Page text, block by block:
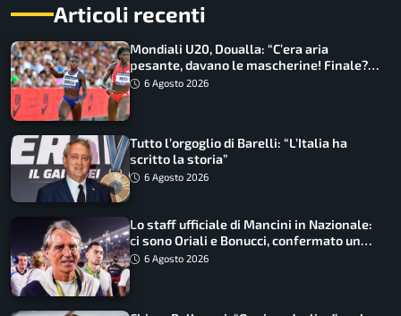
Articoli recenti
Mondiali U20, Doualla: “C’era aria
pesante, davano le mascherine! Finale?
Non ho nulla da perdere”
6 Agosto 2026
Tutto l’orgoglio di Barelli: “L’Italia ha
scritto la storia”
6 Agosto 2026
Lo staff ufficiale di Mancini in Nazionale:
ci sono Oriali e Bonucci, confermato un
ritorno
6 Agosto 2026